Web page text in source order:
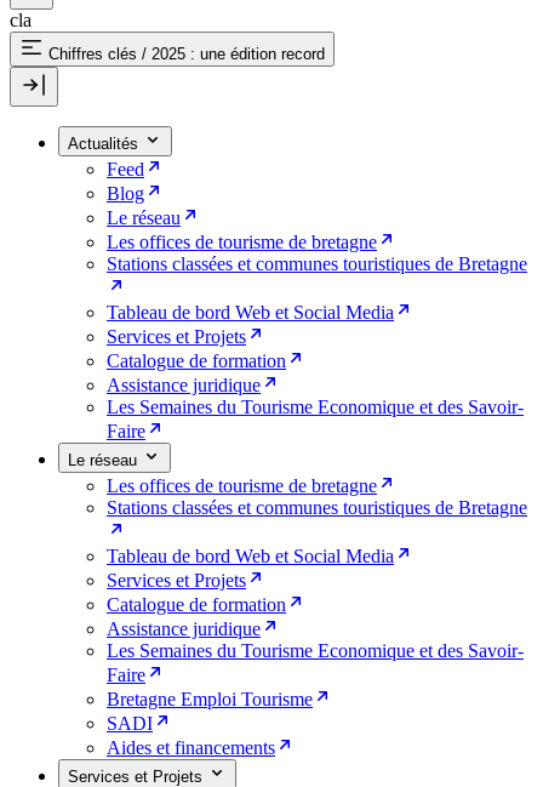
cla
Chiffres clés / 2025 : une édition record
Actualités
Feed
Blog
Le réseau
Les offices de tourisme de bretagne
Stations classées et communes touristiques de Bretagne
Tableau de bord Web et Social Media
Services et Projets
Catalogue de formation
Assistance juridique
Les Semaines du Tourisme Economique et des Savoir-
Faire
Le réseau
Les offices de tourisme de bretagne
Stations classées et communes touristiques de Bretagne
Tableau de bord Web et Social Media
Services et Projets
Catalogue de formation
Assistance juridique
Les Semaines du Tourisme Economique et des Savoir-
Faire
Bretagne Emploi Tourisme
SADI
Aides et financements
Services et Projets